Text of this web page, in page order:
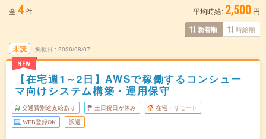
全 4件 平均時給: 2,500 円
新着順 時給順
未読
NEW
掲載日 2026/08/07
【在宅週1～2日】AWSで稼働するコンシュー
マ向けシステム構築・運用保守
交通費別途支給あり 土日祝日が休み 在宅・リモート
WEB登録OK 派遣